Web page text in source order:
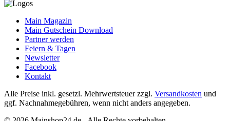
Main Magazin
Main Gutschein Download
Partner werden
Feiern & Tagen
Newsletter
Facebook
Kontakt
Alle Preise inkl. gesetzl. Mehrwertsteuer zzgl. Versandkosten und
ggf. Nachnahmegebühren, wenn nicht anders angegeben.